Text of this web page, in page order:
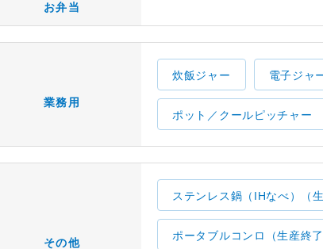
お弁当
業務用
炊飯ジャー 電子ジャ
ポット／クールピッチャー
その他
ステンレス鍋（IHなべ）（生
ポータブルコンロ（生産終了